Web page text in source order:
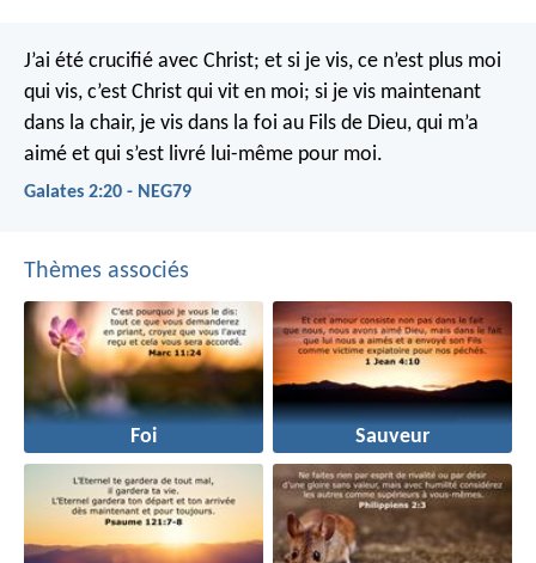
J’ai été crucifié avec Christ; et si je vis, ce n’est plus moi
qui vis, c’est Christ qui vit en moi; si je vis maintenant
dans la chair, je vis dans la foi au Fils de Dieu, qui m’a
aimé et qui s’est livré lui-même pour moi.
Galates 2:20 - NEG79
Thèmes associés
Foi Sauveur